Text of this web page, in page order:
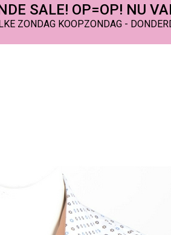
SALE! OP=OP! NU
ZONDAG KOOPZONDAG -